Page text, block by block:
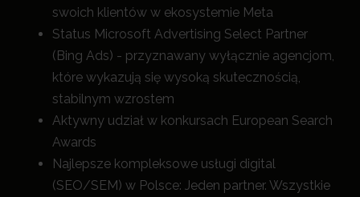
swoich klientów w ekosystemie Meta
Status Microsoft Advertising Select Partner
(Bing Ads) - przyznawany wyłącznie agencjom,
które wykazują się wysoką skutecznością,
stabilnym wzrostem
Aktywny udział w konkursach European Search
Awards
Najlepsze kompleksowe usługi digital
(SEO/SEM) w Polsce: Jeden partner. Wszystkie